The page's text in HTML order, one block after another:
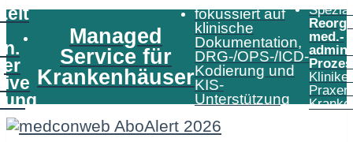
Managed
Service für
Krankenhäuser
fokussiert auf
klinische
Dokumentation,
DRG-/OPS-/ICD-
Kodierung und
KIS-
Unterstützung
med.-